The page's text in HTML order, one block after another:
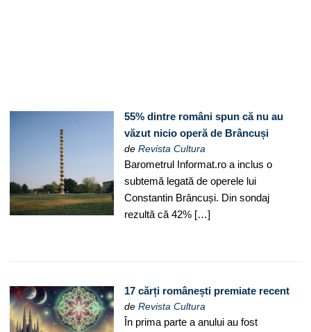
55% dintre români spun că nu au
văzut nicio operă de Brâncuși
deRevista Cultura
Barometrul Informat.ro a inclus o
subtemă legată de operele lui
Constantin Brâncuși. Din sondaj
rezultă că 42% […]
17 cărți românești premiate recent
deRevista Cultura
În prima parte a anului au fost